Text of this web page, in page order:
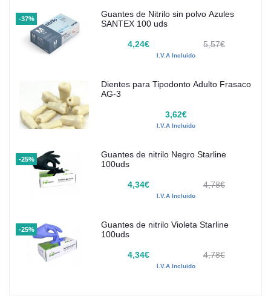
-37%
Guantes de Nitrilo sin polvo Azules
SANTEX 100 uds
4,24€ 5,57€
I.V.A Incluido
Dientes para Tipodonto Adulto Frasaco
AG-3
3,62€
I.V.A Incluido
-25%
Guantes de nitrilo Negro Starline
100uds
4,34€ 4,78€
I.V.A Incluido
-25%
Guantes de nitrilo Violeta Starline
100uds
4,34€ 4,78€
I.V.A Incluido